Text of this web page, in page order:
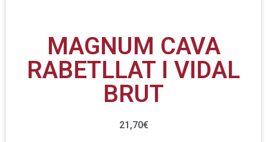
MAGNUM CAVA
RABETLLAT I VIDAL
BRUT
21,70€